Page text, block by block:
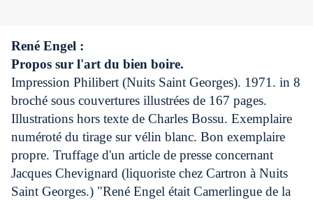
René Engel :
Propos sur l'art du bien boire.
Impression Philibert (Nuits Saint Georges). 1971. in 8
broché sous couvertures illustrées de 167 pages.
Illustrations hors texte de Charles Bossu. Exemplaire
numéroté du tirage sur vélin blanc. Bon exemplaire
propre. Truffage d'un article de presse concernant
Jacques Chevignard (liquoriste chez Cartron à Nuits
Saint Georges.) "René Engel était Camerlingue de la